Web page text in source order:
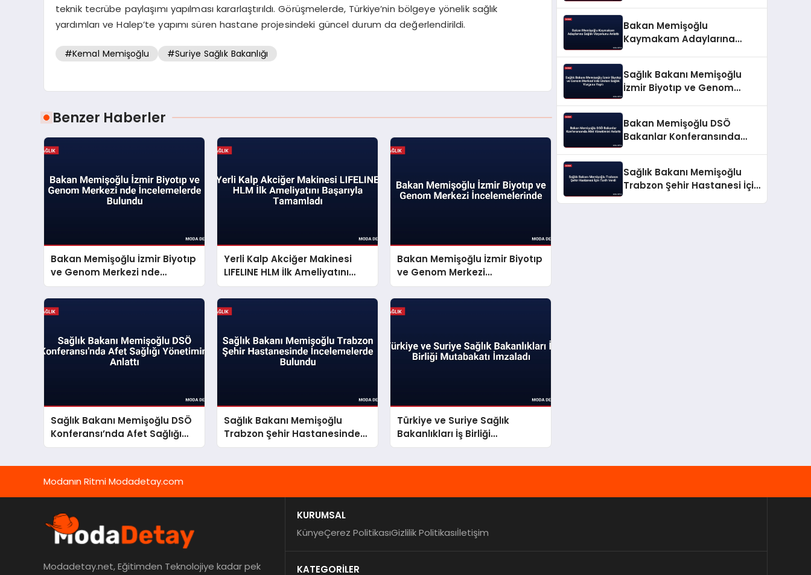
teknik tecrübe paylaşımı yapılması kararlaştırıldı. Görüşmelerde, Türkiye’nin bölgeye yönelik sağlık
yardımları ve Halep’te yapımı süren hastane projesindeki güncel durum da değerlendirildi.
#Kemal Memişoğlu #Suriye Sağlık Bakanlığı
Benzer Haberler
Bakan Memişoğlu İzmir Biyotıp
ve Genom Merkezi nde
İncelemelerde Bulundu
Yerli Kalp Akciğer Makinesi
LIFELINE HLM İlk Ameliyatını
Başarıyla Tamamladı
Bakan Memişoğlu İzmir Biyotıp
ve Genom Merkezi
İncelemelerinde
Sağlık Bakanı Memişoğlu DSÖ
Konferansı’nda Afet Sağlığı
Yönetimini Anlattı
Sağlık Bakanı Memişoğlu
Trabzon Şehir Hastanesinde
İncelemelerde Bulundu
Türkiye ve Suriye Sağlık
Bakanlıkları İş Birliği
Mutabakatı İmzaladı
Bakan Memişoğlu
Kaymakam Adaylarına
Sağlık Bakanı Memişoğlu
İzmir Biyotıp ve Genom
Bakan Memişoğlu DSÖ
Bakanlar Konferansında
Sağlık Bakanı Memişoğlu
Trabzon Şehir Hastanesi İçin
Modanın Ritmi Modadetay.com
Modadetay.net, Eğitimden Teknolojiye kadar pek
KURUMSAL
KünyeÇerez PolitikasıGizlilik Politikasıİletişim
KATEGORİLER